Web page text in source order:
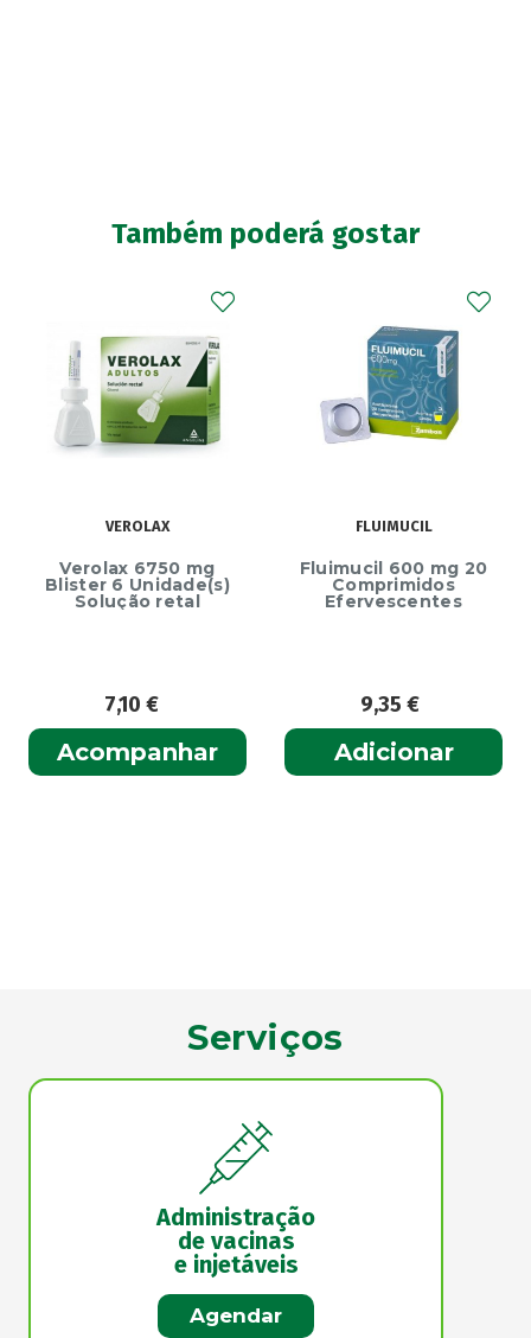
Também poderá gostar
VEROLAX
Verolax 6750 mg
Blister 6 Unidade(s)
Solução retal
7,10€
Acompanhar
FLUIMUCIL
Fluimucil 600 mg 20
Comprimidos
Efervescentes
9,35€
Adicionar
Serviços
Administração
de vacinas
e injetáveis
Agendar